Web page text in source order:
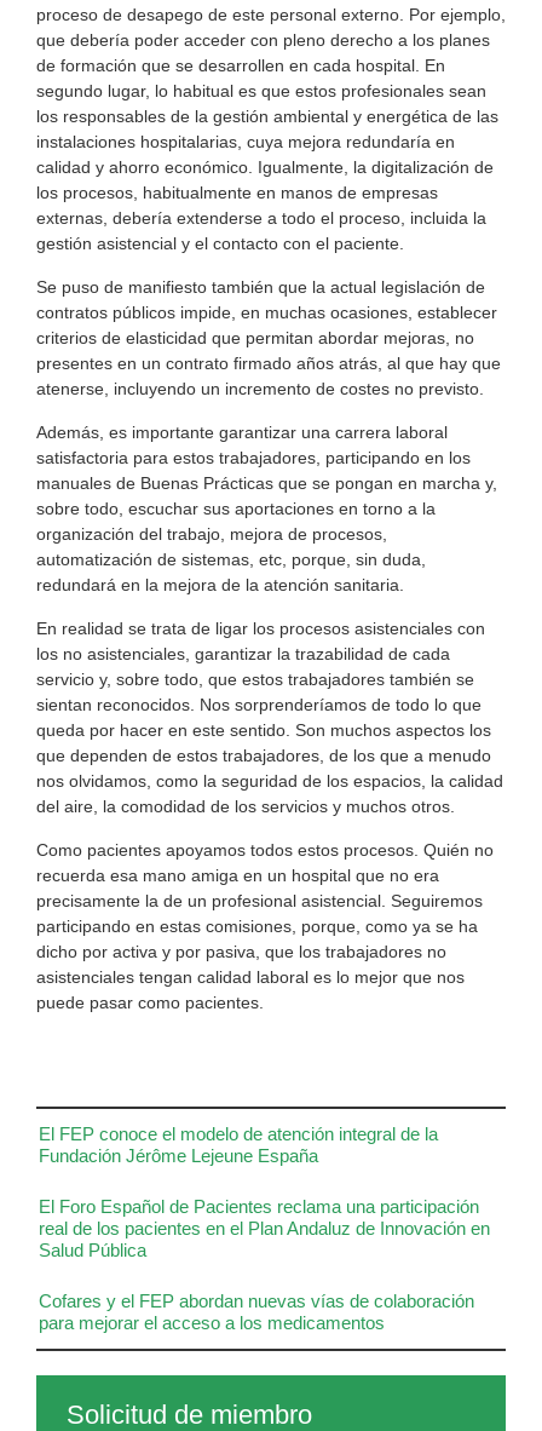
El FEP conoce el modelo de atención integral de la
Fundación Jérôme Lejeune España
El Foro Español de Pacientes reclama una participación
real de los pacientes en el Plan Andaluz de Innovación en
Salud Pública
Cofares y el FEP abordan nuevas vías de colaboración
para mejorar el acceso a los medicamentos
Solicitud de miembro
proceso de desapego de este personal externo. Por ejemplo,
que debería poder acceder con pleno derecho a los planes
de formación que se desarrollen en cada hospital. En
segundo lugar, lo habitual es que estos profesionales sean
los responsables de la gestión ambiental y energética de las
instalaciones hospitalarias, cuya mejora redundaría en
calidad y ahorro económico. Igualmente, la digitalización de
los procesos, habitualmente en manos de empresas
externas, debería extenderse a todo el proceso, incluida la
gestión asistencial y el contacto con el paciente.
Se puso de manifiesto también que la actual legislación de
contratos públicos impide, en muchas ocasiones, establecer
criterios de elasticidad que permitan abordar mejoras, no
presentes en un contrato firmado años atrás, al que hay que
atenerse, incluyendo un incremento de costes no previsto.
Además, es importante garantizar una carrera laboral
satisfactoria para estos trabajadores, participando en los
manuales de Buenas Prácticas que se pongan en marcha y,
sobre todo, escuchar sus aportaciones en torno a la
organización del trabajo, mejora de procesos,
automatización de sistemas, etc, porque, sin duda,
redundará en la mejora de la atención sanitaria.
En realidad se trata de ligar los procesos asistenciales con
los no asistenciales, garantizar la trazabilidad de cada
servicio y, sobre todo, que estos trabajadores también se
sientan reconocidos. Nos sorprenderíamos de todo lo que
queda por hacer en este sentido. Son muchos aspectos los
que dependen de estos trabajadores, de los que a menudo
nos olvidamos, como la seguridad de los espacios, la calidad
del aire, la comodidad de los servicios y muchos otros.
Como pacientes apoyamos todos estos procesos. Quién no
recuerda esa mano amiga en un hospital que no era
precisamente la de un profesional asistencial. Seguiremos
participando en estas comisiones, porque, como ya se ha
dicho por activa y por pasiva, que los trabajadores no
asistenciales tengan calidad laboral es lo mejor que nos
puede pasar como pacientes.